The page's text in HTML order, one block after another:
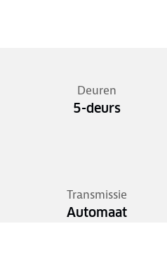
Deuren
5-deurs
Transmissie
Automaat